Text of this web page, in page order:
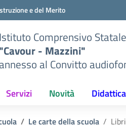
e del Merito
Istituto Comprensivo Statale
"Cavour - Mazzini"
annesso al Convitto
Servizi Novità Didattica
Le carte della scuola